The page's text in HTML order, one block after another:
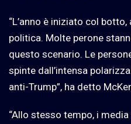
“L’anno è iniziato col
politica. Molte perone
questo scenario. Le
spinte dall’intensa
anti-Trump”, ha detto
“Allo stesso tempo, i